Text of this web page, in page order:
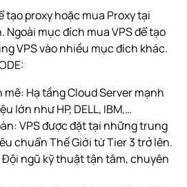
tạo proxy hoặcmua Proxytại
Ngoài mục đích mua VPS để tạo
VPS vào nhiều mục đích khác.
mẽ: Hạ tầng Cloud Server mạnh
lớn như HP, DELL, IBM,…
VPS được đặt tại những trung
chuẩn Thế Giới từ Tier 3 trở lên.
ngũ kỹ thuật tận tâm, chuyên